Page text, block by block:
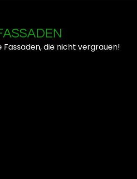
Fassaden, die nicht vergrauen!